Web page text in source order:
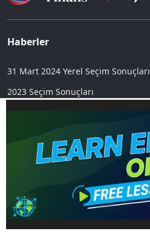
Haberler
31 Mart 2024 Yerel Seçim Sonuçları
2023 Seçim Sonuçları
Yazarlar
Ekonomi Haberleri
Dünya Haberleri